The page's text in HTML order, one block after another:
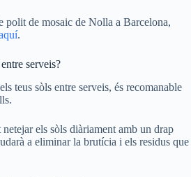
polit de mosaic de Nolla a Barcelona,
.
serveis?
teus sòls entre serveis, és recomanable
els sòls diàriament amb un drap
a eliminar la brutícia i els residus que